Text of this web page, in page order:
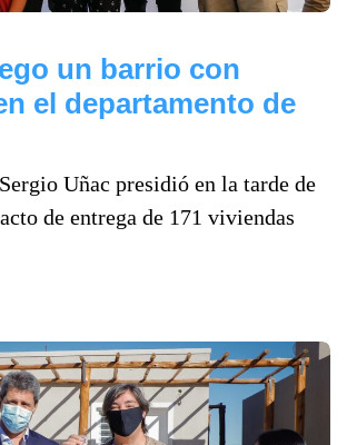
un barrio con
el departamento de
Uñac presidió en la tarde de
de entrega de 171 viviendas